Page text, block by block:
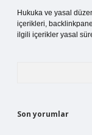
Hukuka ve yasal
içerikleri,
ilgili içerikler yasal
Son yorumlar